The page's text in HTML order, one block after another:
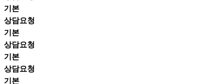
기본
상담요청
기본
상담요청
기본
상담요청
기본